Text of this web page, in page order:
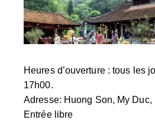
Heures d’ouverture: tous les
17h00.
Adresse: Huong Son, My Duc,
Entrée libre